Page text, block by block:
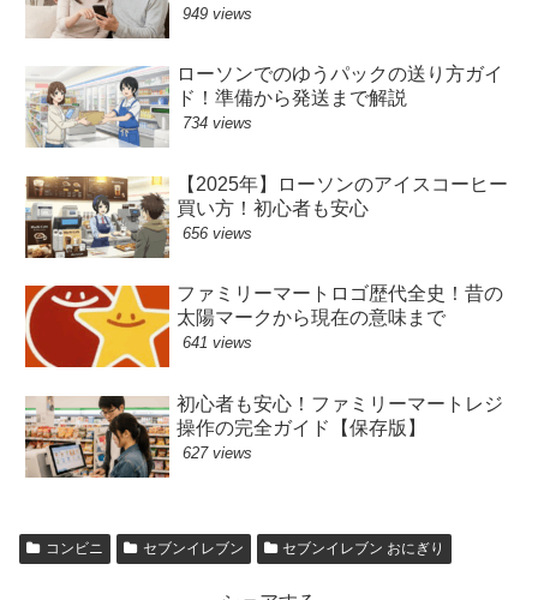
949 views
ローソンでのゆうパックの送り方ガイ
ド！準備から発送まで解説
734 views
【2025年】ローソンのアイスコーヒー
買い方！初心者も安心
656 views
ファミリーマートロゴ歴代全史！昔の
太陽マークから現在の意味まで
641 views
初心者も安心！ファミリーマートレジ
操作の完全ガイド【保存版】
627 views
コンビニ セブンイレブン セブンイレブン おにぎり